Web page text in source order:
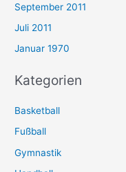
September 2011
Juli 2011
Januar 1970
Kategorien
Basketball
Fußball
Gymnastik